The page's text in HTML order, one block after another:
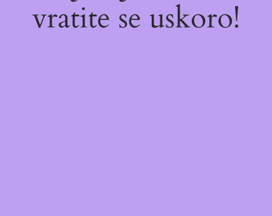
vratite se uskoro!